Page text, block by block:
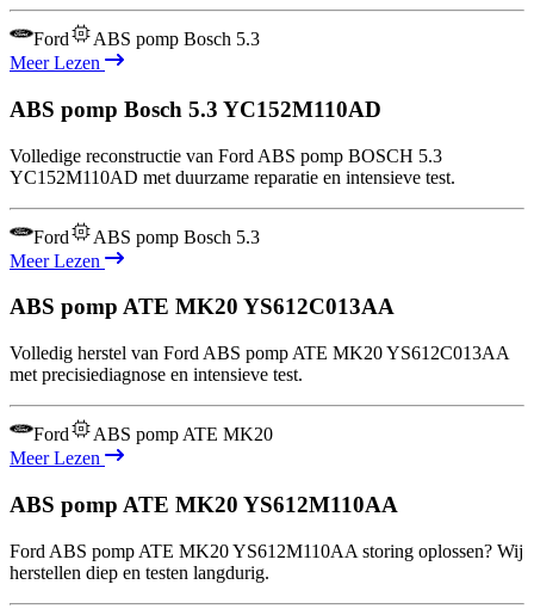
Ford
ABS pomp Bosch 5.3
Meer Lezen
ABS pomp Bosch 5.3 YC152M110AD
Volledige reconstructie van Ford ABS pomp BOSCH 5.3
YC152M110AD met duurzame reparatie en intensieve test.
Ford
ABS pomp Bosch 5.3
Meer Lezen
ABS pomp ATE MK20 YS612C013AA
Volledig herstel van Ford ABS pomp ATE MK20 YS612C013AA
met precisiediagnose en intensieve test.
Ford
ABS pomp ATE MK20
Meer Lezen
ABS pomp ATE MK20 YS612M110AA
Ford ABS pomp ATE MK20 YS612M110AA storing oplossen? Wij
herstellen diep en testen langdurig.